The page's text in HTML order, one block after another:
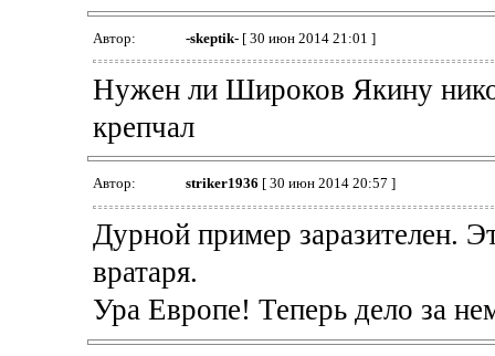
Автор: -skeptik-[ 30 июн 2014 21:01 ]
Нужен ли Широков Якину
крепчал
Автор: striker1936 [ 30 июн 2014 20:57 ]
Дурной пример заразителен.
вратаря.
Ура Европе! Теперь дело за